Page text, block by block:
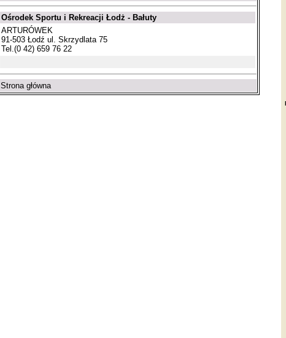
Ośrodek Sportu i Rekreacji Łodż - Bałuty
ARTURÓWEK
91-503 Łodź ul. Skrzydlata 75
Tel.(0 42) 659 76 22
Strona główna